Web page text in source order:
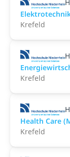
Krefeld
Krefeld
Health Care
Krefeld